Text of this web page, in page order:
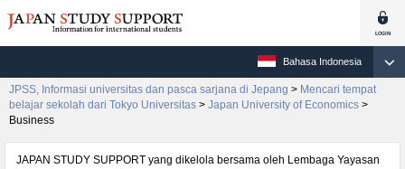
Bahasa Indonesia
JPSS, Informasi universitas dan pasca sarjana di Jepang > Mencari tempat
belajar sekolah dari Tokyo Universitas > Japan University of Economics >
Business
JAPAN STUDY SUPPORT yang dikelola bersama oleh Lembaga Yayasan